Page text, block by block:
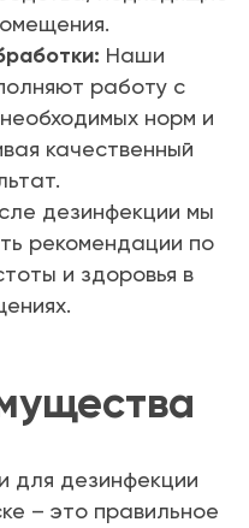
Наши
работу с
норм и
качественный
дезинфекции мы
рекомендации по
и здоровья в
для дезинфекции
– это правильное